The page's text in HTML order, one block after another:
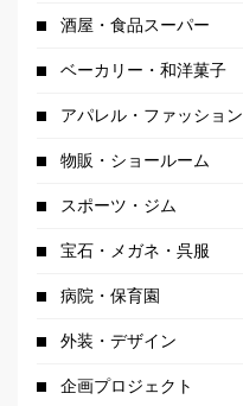
酒屋・食品スーパー
ベーカリー・和洋菓子
アパレル・ファッション
物販・ショールーム
スポーツ・ジム
宝石・メガネ・呉服
病院・保育園
外装・デザイン
企画プロジェクト